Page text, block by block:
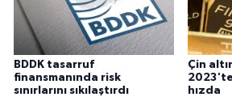
BDDK tasarruf
finansmanında risk
sınırlarını sıkılaştırdı
Çin
hızda